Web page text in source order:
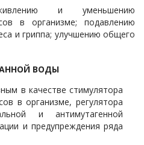
и уменьшению
в организме; подавлению
и гриппа; улучшению общего
ВОДЫ
в качестве стимулятора
в организме, регулятора
и антимутагенной
и предупреждения ряда